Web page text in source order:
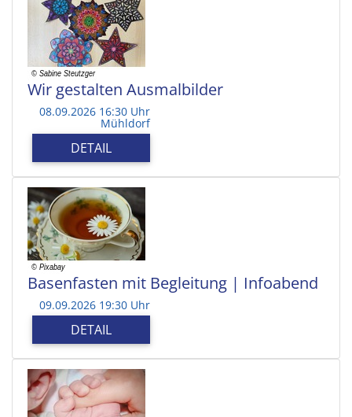
Wir gestalten Ausmalbilder
08.09.2026 16:30 Uhr
Mühldorf
DETAIL
Basenfasten mit Begleitung | Infoabend
09.09.2026 19:30 Uhr
DETAIL